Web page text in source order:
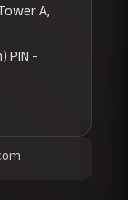
A,
PIN -